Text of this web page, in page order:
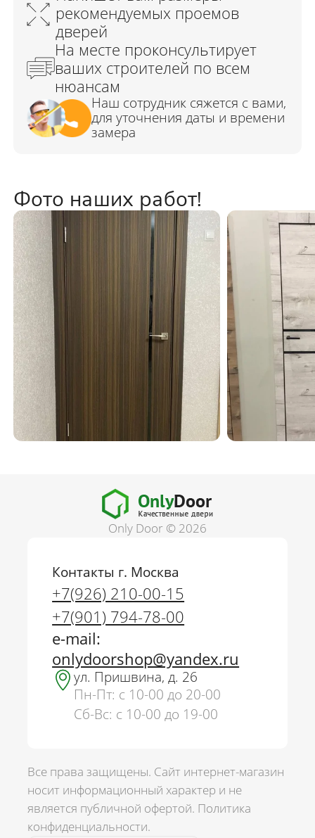
г. Москва
Фото наших работ!
Only Door © 2026
Контакты г. Москва
+7(926) 210-00-15
+7(901) 794-78-00
e-mail:
onlydoorshop@yandex.ru
ул. Пришвина, д. 26
Пн-Пт: с 10-00 до 20-00
Сб-Вс: с 10-00 до 19-00
Все права защищены. Сайт интернет-магазин
носит информационный характер и не
является публичной офертой. Политика
конфиденциальности.